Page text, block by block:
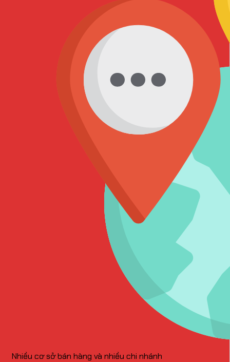
Nhiều cơ sở bán hàng và nhiều chi nhánh